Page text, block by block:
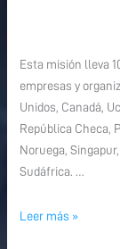
Esta misión lleva
empresas y
Unidos, Canadá,
República Checa,
Noruega,
Sudáfrica. …
Leer más »